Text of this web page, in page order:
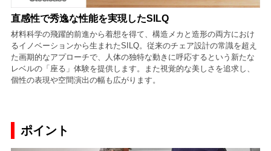
直感性で秀逸な性能を実現したSILQ
材料科学の飛躍的前進から着想を得て、構造メカと造形の両方におけ
るイノベーションから生まれたSILQ。従来のチェア設計の常識を超え
た画期的なアプローチで、人体の独特な動きに呼応するという新たな
レベルの「座る」体験を提供します。また視覚的な美しさを追求し、
個性の表現や空間演出の幅も広がります。
ポイント